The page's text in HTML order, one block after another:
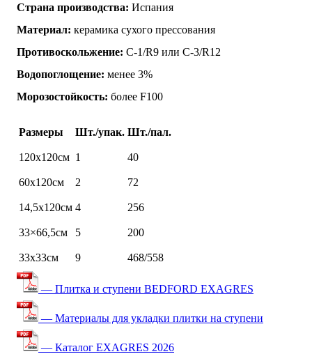
Страна производства: Испания
Материал: керамика сухого прессования
Противоскольжение: C-1/R9 или C-3/R12
Водопоглощение: менее 3%
Морозостойкость: более F100
Размеры Шт./упак. Шт./пал.
120х120см 1 40
60х120см 2 72
14,5х120см 4 256
33×66,5см 5 200
33х33см 9 468/558
— Плитка и ступени BEDFORD EXAGRES
— Материалы для укладки плитки на ступени
— Каталог EXAGRES 2026